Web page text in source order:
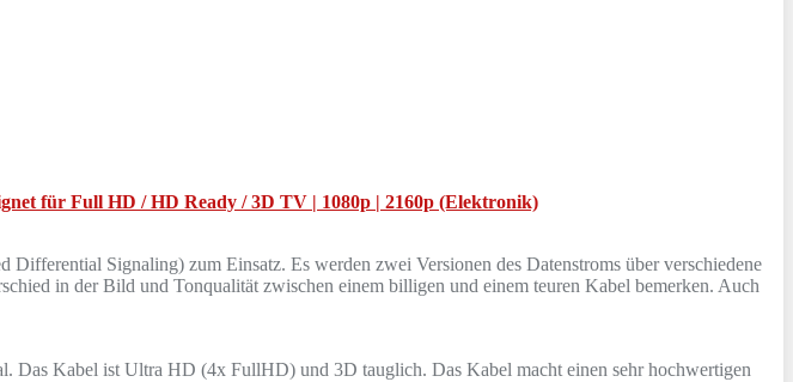
für Full HD / HD Ready / 3D TV | 1080p | 2160p (Elektronik)
Signaling) zum Einsatz. Es werden zwei Versionen des Datenstroms über verschiedene
in der Bild und Tonqualität zwischen einem billigen und einem teuren Kabel bemerken. Auch
Kabel ist Ultra HD (4x FullHD) und 3D tauglich. Das Kabel macht einen sehr hochwertigen